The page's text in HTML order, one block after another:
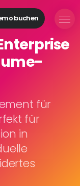
buchen
für
für
in